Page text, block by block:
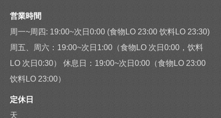
営業時間
周一~周四: 19:00~次日0:00 (食物LO 23:00 饮料LO 23:30)
周五、周六：19:00~次日1:00（食物LO 次日0:00，饮料
LO 次日0:30） 休息日：19:00~次日0:00（食物LO 23:00
饮料LO 23:00）
定休日
天